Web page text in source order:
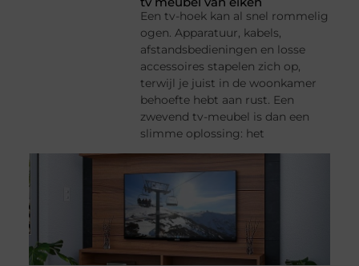
Een tv-hoek kan al snel rommelig
ogen. Apparatuur, kabels,
afstandsbedieningen en losse
accessoires stapelen zich op,
terwijl je juist in de woonkamer
behoefte hebt aan rust. Een
zwevend tv-meubel is dan een
slimme oplossing: het